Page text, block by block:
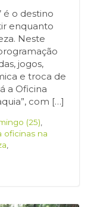
é o destino
enquanto
Neste
jogos,
e troca de
a Oficina
com […]
(25)
oficinas na